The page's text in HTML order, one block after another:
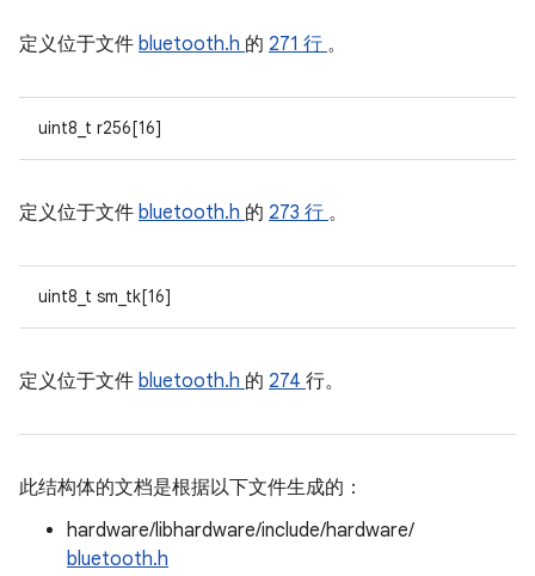
定义位于文件 bluetooth.h 的 271 行 。
uint8_t r256[16]
定义位于文件 bluetooth.h 的 273 行 。
uint8_t sm_tk[16]
定义位于文件 bluetooth.h 的 274 行。
此结构体的文档是根据以下文件生成的：
hardware/libhardware/include/hardware/
bluetooth.h